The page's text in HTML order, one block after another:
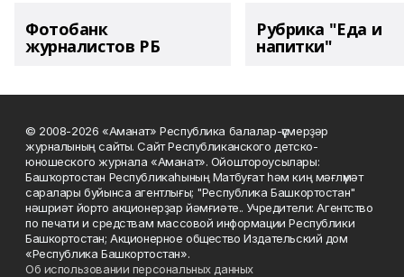
Фотобанк
журналистов РБ
Рубрика "Еда и
напитки"
© 2008-2026 «Аманат» Республика балалар-үҫмерҙәр
журналының сайты. Сайт Республиканского детско-
юношеского журнала «Аманат». Ойоштороусылары:
Башҡортостан Республикаһының Матбуғат һәм киң мәғлүмәт
саралары буйынса агентлығы; "Республика Башкортостан"
нәшриәт йорто акционерҙар йәмғиәте.. Учредители: Агентство
по печати и средствам массовой информации Республики
Башкортостан; Акционерное общество Издательский дом
«Республика Башкортостан».
Об использовании персональных данных